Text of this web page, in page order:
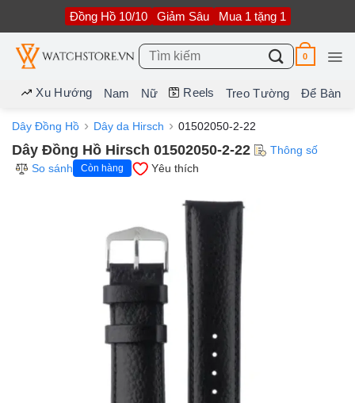
nội
dung
Đồng Hồ 10/10 Giảm Sâu Mua 1 tặng 1
Tìm
kiếm:
0
Xu Hướng Nam Nữ Reels Treo Tường Để Bàn
Dây Đồng Hồ Dây da Hirsch 01502050-2-22
Dây Đồng Hồ Hirsch 01502050-2-22
Thông số
So sánh
Còn hàng Yêu thích